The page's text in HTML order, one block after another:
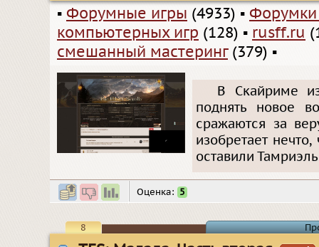
▪ Форумные игры (4933) ▪
компьютерных игр (128) ▪ rusff.ru
смешанный мастеринг(379) ▪
В Скайриме
поднять новое
сражаются за
изобретает
оставили
Оценка: 5
8